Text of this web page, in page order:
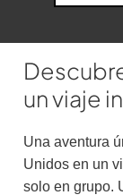
un viaje
Una aventura
Unidos en un
solo en grupo.